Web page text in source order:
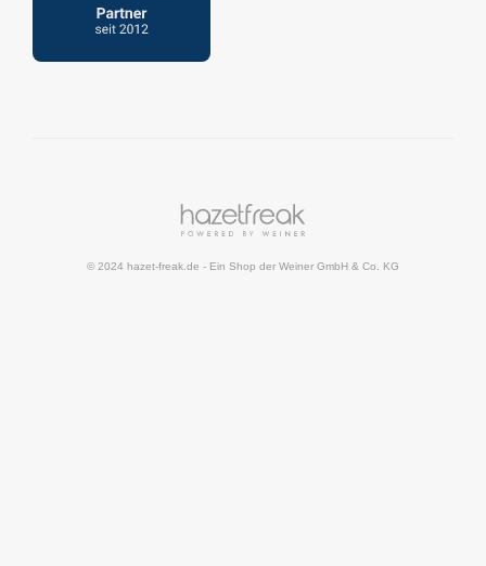
© 2024 hazet-freak.de - Ein Shop der Weiner GmbH & Co. KG